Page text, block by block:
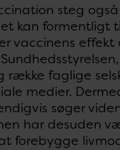
steg også
kan formentligt
vaccinens
række faglige
medier.
søger
har desuden
forebygge